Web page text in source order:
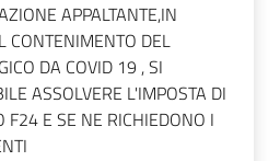
APPALTANTE,IN
CONTENIMENTO DEL
DA COVID 19 , SI
ASSOLVERE L'IMPOSTA DI
F24 E SE NE RICHIEDONO I